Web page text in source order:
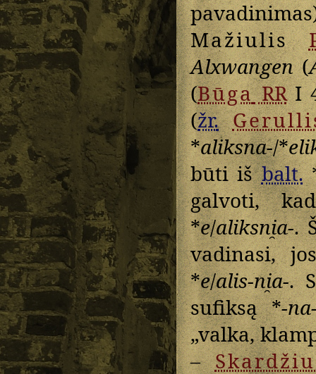
Mažiulis
Alxwangen(
(BūgaRRI
(žr.
*aliksna-/*
būti išbalt.
galvoti,
*e/aliksni̯a-.
vadinasi,
*e/alis-ni̯a-.
sufiksą *-
„valka,
–